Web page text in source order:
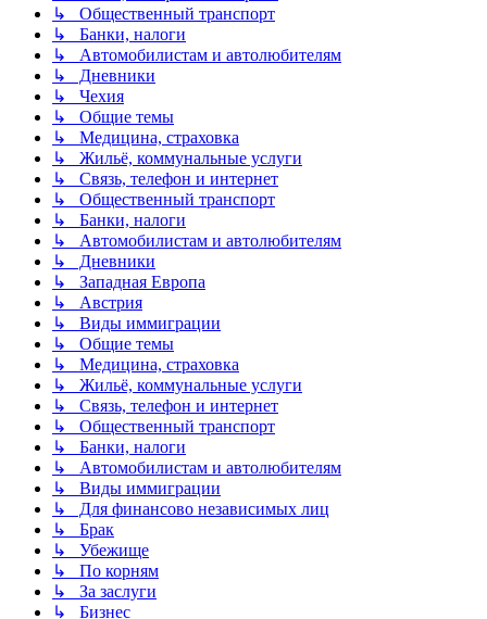
↳ Общественный транспорт
↳ Банки, налоги
↳ Автомобилистам и автолюбителям
↳ Дневники
↳ Чехия
↳ Общие темы
↳ Медицина, страховка
↳ Жильё, коммунальные услуги
↳ Связь, телефон и интернет
↳ Общественный транспорт
↳ Банки, налоги
↳ Автомобилистам и автолюбителям
↳ Дневники
↳ Западная Европа
↳ Австрия
↳ Виды иммиграции
↳ Общие темы
↳ Медицина, страховка
↳ Жильё, коммунальные услуги
↳ Связь, телефон и интернет
↳ Общественный транспорт
↳ Банки, налоги
↳ Автомобилистам и автолюбителям
↳ Виды иммиграции
↳ Для финансово независимых лиц
↳ Брак
↳ Убежище
↳ По корням
↳ За заслуги
↳ Бизнес